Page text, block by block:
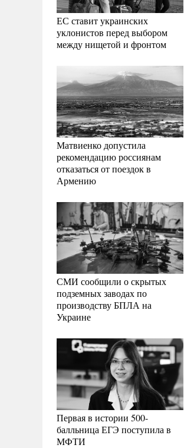
ЕС ставит украинских
уклонистов перед выбором
между нищетой и фронтом
Матвиенко допустила
рекомендацию россиянам
отказаться от поездок в
Армению
СМИ сообщили о скрытых
подземных заводах по
производству БПЛА на
Украине
Первая в истории 500-
балльница ЕГЭ поступила в
МФТИ